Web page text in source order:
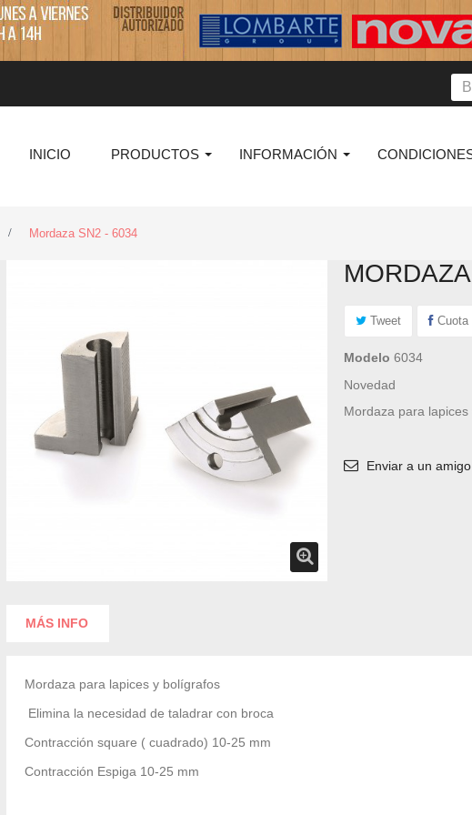
INICIO PRODUCTOS INFORMACIÓN
> Mordaza SN2 - 6034
Tweet Cuota
Modelo 6034
Novedad
Mordaza para
Enviar a un amigo
MÁS INFO
Mordaza para lapices y bolígrafos
Elimina la necesidad de taladrar con broca
Contracción square ( cuadrado) 10-25 mm
Contracción Espiga 10-25 mm